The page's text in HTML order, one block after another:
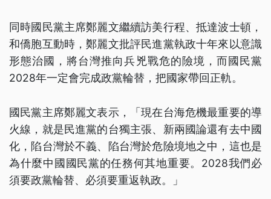
同時國民黨主席鄭麗文繼續訪美行程、抵達波士頓，
和僑胞互動時，鄭麗文批評民進黨執政十年來以意識
形態治國，將台灣推向兵兇戰危的險境，而國民黨
2028年一定會完成政黨輪替，把國家帶回正軌。
國民黨主席鄭麗文表示，「現在台海危機最重要的導
火線，就是民進黨的台獨主張、新兩國論還有去中國
化，陷台灣於不義、陷台灣於危險境地之中，這也是
為什麼中國國民黨的任務何其地重要。2028我們必
須要政黨輪替、必須要重返執政。」